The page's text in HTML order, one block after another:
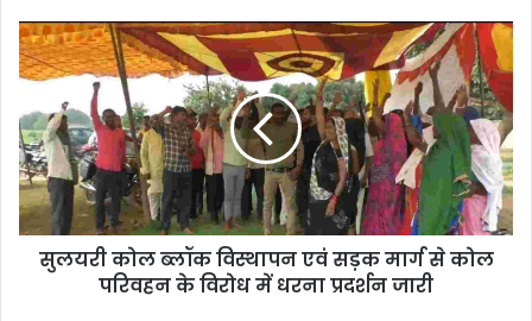
सुलयरी कोल ब्लॉक विस्थापन एवं सड़क मार्ग से कोल
परिवहन के विरोध में धरना प्रदर्शन जारी